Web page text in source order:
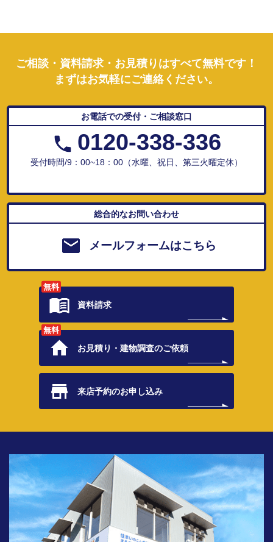
ご相談・資料請求・お見積りはすべて無料です！
まずはお気軽にご連絡ください。
お電話での受付・ご相談窓口
0120-338-336
受付時間/9：00~18：00（水曜、祝日、第三火曜定休）
総合的なお問い合わせ
メールフォームはこちら
無料
資料請求
無料
お見積り・建物調査のご依頼
来店予約のお申し込み